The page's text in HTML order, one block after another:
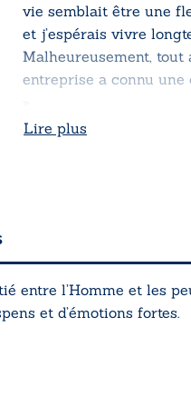
vie semblait être une
et j’espérais vivre
Malheureusement, tout
entreprise a connu une
Lire plus
entre l’Homme et les
et d’émotions fortes.